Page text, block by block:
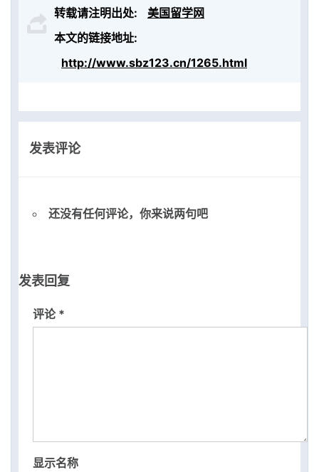
转载请注明出处:
美国留学网
本文的链接地址:
http://www.sbz123.cn/1265.html
发表评论
还没有任何评论，你来说两句吧
发表回复
评论 *
显示名称